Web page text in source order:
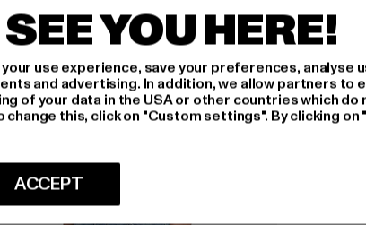
PREMIUM
Cropped
23,09prijs: EUR 23,09
EUR 34,99Actieprijs: EUR 34,99
YOU HERE!
use experience, save your preferences, analyse
and advertising. In addition, we allow partners to
of your data in the USA or other countries which do
this, click on "Custom settings". By clicking
ACCEPT